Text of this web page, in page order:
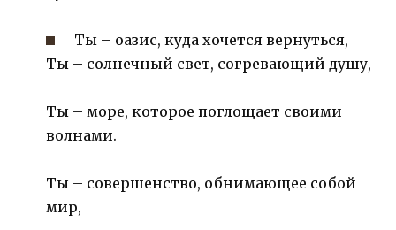
Ты – оазис, куда хочется вернуться,
Ты – солнечный свет, согревающий душу,
Ты – море, которое поглощает своими
волнами.
Ты – совершенство, обнимающее собой
мир,